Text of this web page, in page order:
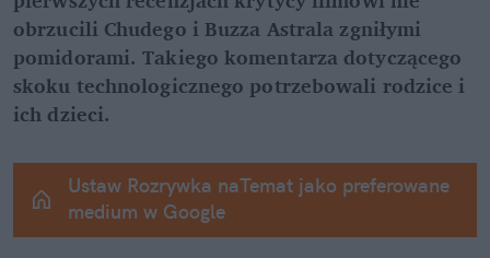
obrzucili Chudego i Buzza Astrala zgniłymi
pomidorami. Takiego komentarza dotyczącego
skoku technologicznego potrzebowali rodzice i
ich dzieci.
Ustaw Rozrywka naTemat jako preferowane
medium w Google